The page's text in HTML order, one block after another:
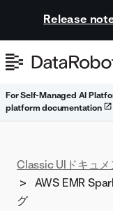
Release
For Self-Managed AI
platform documentation
Classic UIドキュメ
>
AWS EMR
グ